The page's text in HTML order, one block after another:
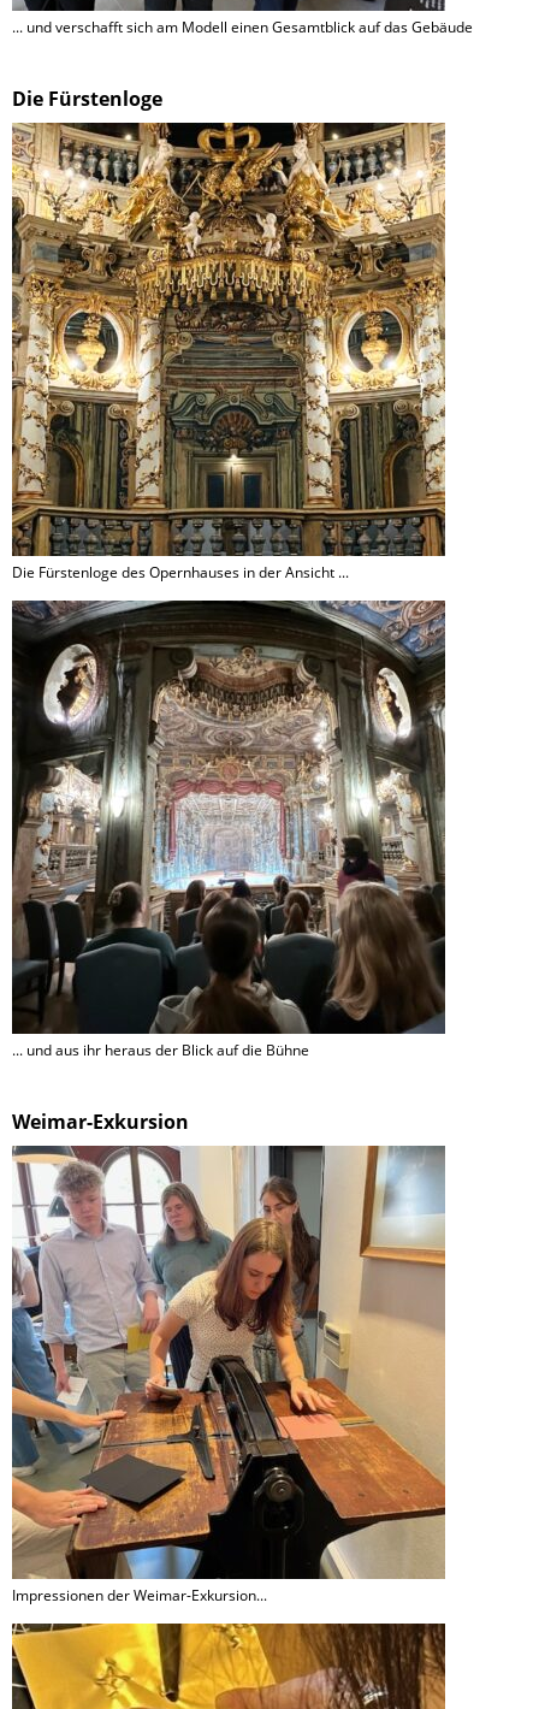
... und verschafft sich am Modell einen Gesamtblick auf das Gebäude
Die Fürstenloge
Die Fürstenloge des Opernhauses in der Ansicht ...
... und aus ihr heraus der Blick auf die Bühne
Weimar-Exkursion
Impressionen der Weimar-Exkursion...